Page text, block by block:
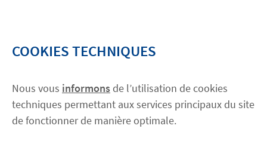
COOKIES TECHNIQUES
Nous vous informons de l’utilisation de cookies
techniques permettant aux services principaux du site
de fonctionner de manière optimale.